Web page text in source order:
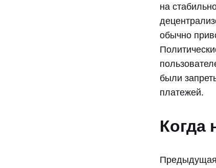
на
обычно
были
платежей.
Когда
Предыдущая